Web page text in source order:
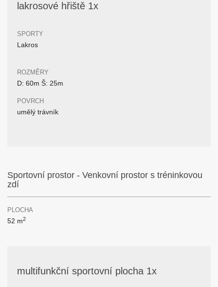
lakrosové hřiště 1x
SPORTY
Lakros
ROZMĚRY
D: 60m Š: 25m
POVRCH
umělý trávník
Sportovní prostor - Venkovní prostor s tréninkovou
zdí
PLOCHA
52 m2
multifunkční sportovní plocha 1x